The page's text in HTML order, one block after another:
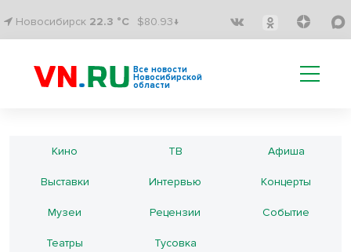
Новосибирск 22.3 °C $80.93↓
Все новости
Новосибирской
области
Кино ТВ Афиша
Выставки Интервью Концерты
Музеи Рецензии Событие
Театры Тусовка